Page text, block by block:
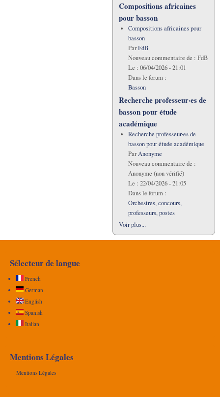
Compositions africaines
pour basson
Compositions africaines pour
basson
ParFdB
Nouveau commentaire de : FdB
Le : 06/04/2026 - 21:01
Dans le forum :
Basson
Recherche professeur·es de
basson pour étude
académique
Recherche professeur·es de
basson pour étude académique
ParAnonyme
Nouveau commentaire de :
Anonyme (non vérifié)
Le : 22/04/2026 - 21:05
Dans le forum :
Orchestres, concours,
professeurs, postes
Voir plus...
Sélecteur de langue
French
German
English
Spanish
Italian
Mentions Légales
Mentions Légales